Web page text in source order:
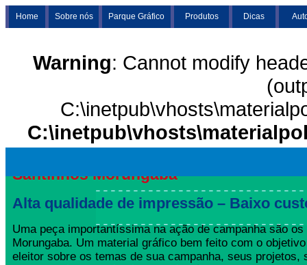
Home Sobre nós Parque Gráfico Produtos Dicas
Warning: Cannot modify
Santinhos Morungaba
Alta qualidade de impressão – Baixo
Uma peça importantíssima na ação de campanha são os
Morungaba. Um material gráfico bem feito com o
eleitor sobre os temas de sua campanha, seus projetos,